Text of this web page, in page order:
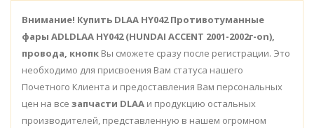
Внимание! Купить DLAA HY042 Противотуманные
фары ADLDLAA HY042 (HUNDAI ACCENT 2001-2002г-on),
провода, кнопк Вы сможете сразу после регистрации. Это
необходимо для присвоения Вам статуса нашего
Почетного Клиента и предоставления Вам персональных
цен на все запчасти DLAA и продукцию остальных
производителей, представленную в нашем огромном